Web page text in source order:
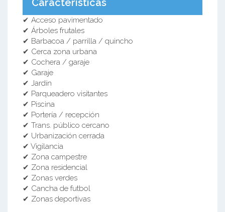
✔ Acceso pavimentado
✔ Árboles frutales
✔ Barbacoa / parrilla / quincho
✔ Cerca zona urbana
✔ Cochera / garaje
✔ Garaje
✔ Jardín
✔ Parqueadero visitantes
✔ Piscina
✔ Portería / recepción
✔ Trans. público cercano
✔ Urbanización cerrada
✔ Vigilancia
✔ Zona campestre
✔ Zona residencial
✔ Zonas verdes
✔ Cancha de futbol
✔ Zonas deportivas